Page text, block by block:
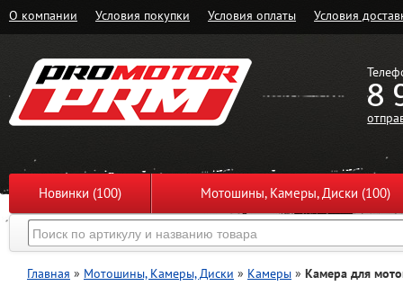
О компании Условия покупки Условия оплаты Условия
8
Новинки (100) Мотошины, Камеры, Диски (100)
Главная » Мотошины, Камеры, Диски » Камеры » Камера для